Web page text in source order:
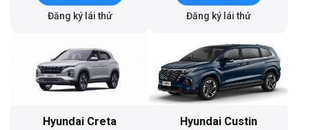
Đăng ký lái thử Đăng ký lái thử
Hyundai Creta
Hyundai Custin